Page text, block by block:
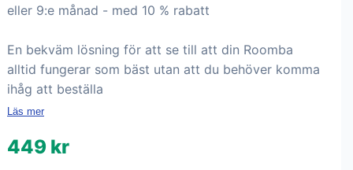
eller 9:e månad - med 10 % rabatt
En bekväm lösning för att se till att din Roomba
alltid fungerar som bäst utan att du behöver komma
ihåg att beställa
Läs mer
449 kr